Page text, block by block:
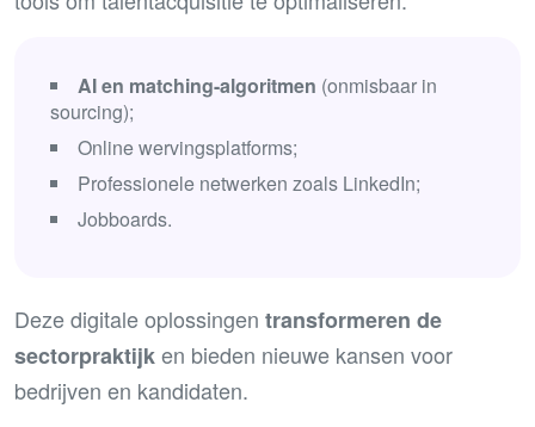
AI en matching-algoritmen (onmisbaar in
sourcing);
Online wervingsplatforms;
Professionele netwerken zoals LinkedIn;
Jobboards.
Deze digitale oplossingen transformeren de
sectorpraktijken bieden nieuwe kansen voor
bedrijven en kandidaten.